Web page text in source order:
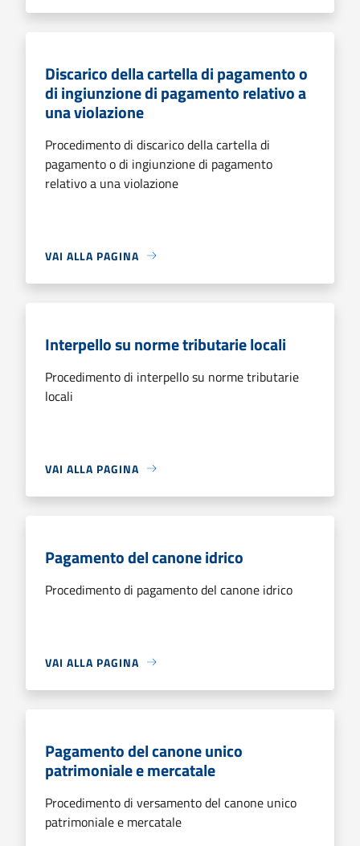
Discarico della cartella di pagamento o
di ingiunzione di pagamento relativo a
una violazione
Procedimento di discarico della cartella di
pagamento o di ingiunzione di pagamento
relativo a una violazione
VAI ALLA PAGINA
Interpello su norme tributarie locali
Procedimento di interpello su norme tributarie
locali
VAI ALLA PAGINA
Pagamento del canone idrico
Procedimento di pagamento del canone idrico
VAI ALLA PAGINA
Pagamento del canone unico
patrimoniale e mercatale
Procedimento di versamento del canone unico
patrimoniale e mercatale